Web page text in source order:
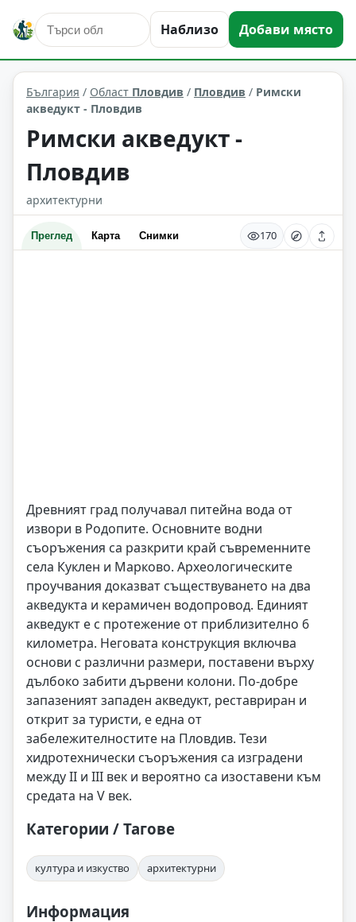
Наблизо Добави място
култура и изкуство Пловдив Област: Пловдив
България / Област Пловдив / Пловдив / Римски
акведукт - Пловдив
Римски акведукт -
Пловдив
архитектурни
Преглед Карта Снимки 170
Древният град получавал питейна вода от
извори в Родопите. Основните водни
съоръжения са разкрити край съвременните
села Куклен и Марково. Археологическите
проучвания доказват съществуването на два
акведукта и керамичен водопровод. Единият
акведукт е с протежение от приблизително 6
километра. Неговата конструкция включва
основи с различни размери, поставени върху
дълбоко забити дървени колони. По-добре
запазеният западен акведукт, реставриран и
открит за туристи, е една от
забележителностите на Пловдив. Тези
хидротехнически съоръжения са изградени
между II и III век и вероятно са изоставени към
средата на V век.
Категории / Тагове
култура и изкуство архитектурни
Информация